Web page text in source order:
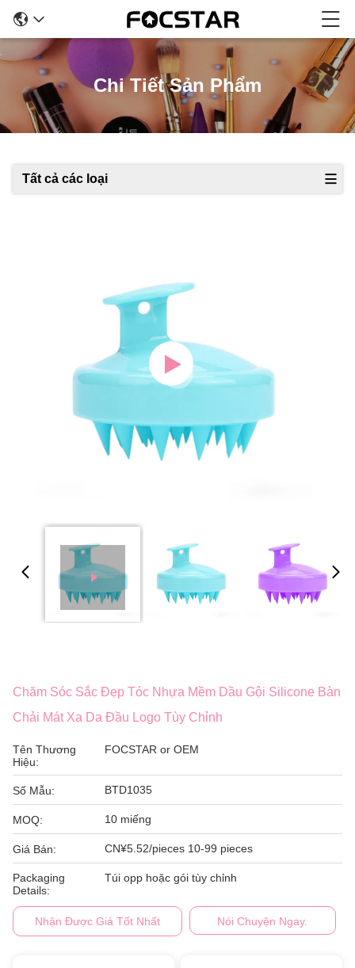
Chi Tiết Sản Phẩm
Tất cả các loại
Chăm Sóc Sắc Đẹp Tóc Nhựa Mềm Dầu Gội Silicone Bàn
Chải Mát Xa Da Đầu Logo Tùy Chỉnh
Tên Thương
Hiệu:
FOCSTAR or OEM
Số Mẫu: BTD1035
MOQ: 10 miếng
Giá Bán: CN¥5.52/pieces 10-99 pieces
Packaging
Details:
Túi opp hoặc gói tùy chỉnh
Nhận Được Giá Tốt Nhất Nói Chuyện Ngay.